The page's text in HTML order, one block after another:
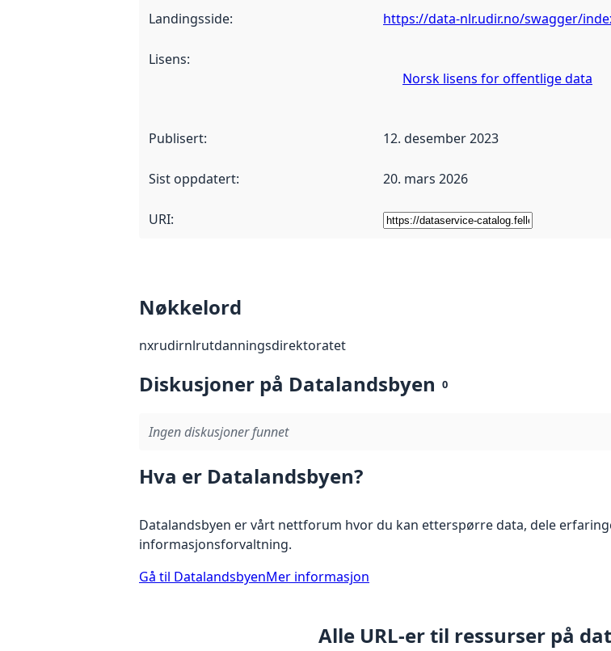
Landingsside: https://data-nlr.udir.no/swagger/
Lisens:
Norsk lisens for offentlige data
Publisert: 12. desember 2023
Sist oppdatert: 20. mars 2026
URI:
Nøkkelord
nxrudirnlrutdanningsdirektoratet
Diskusjoner på Datalandsbyen 0
Ingen diskusjoner funnet
Hva er Datalandsbyen?
Datalandsbyen er vårt nettforum hvor du kan etterspørre data, dele
informasjonsforvaltning.
Gå til DatalandsbyenMer informasjon
Alle URL-er til ressurser på